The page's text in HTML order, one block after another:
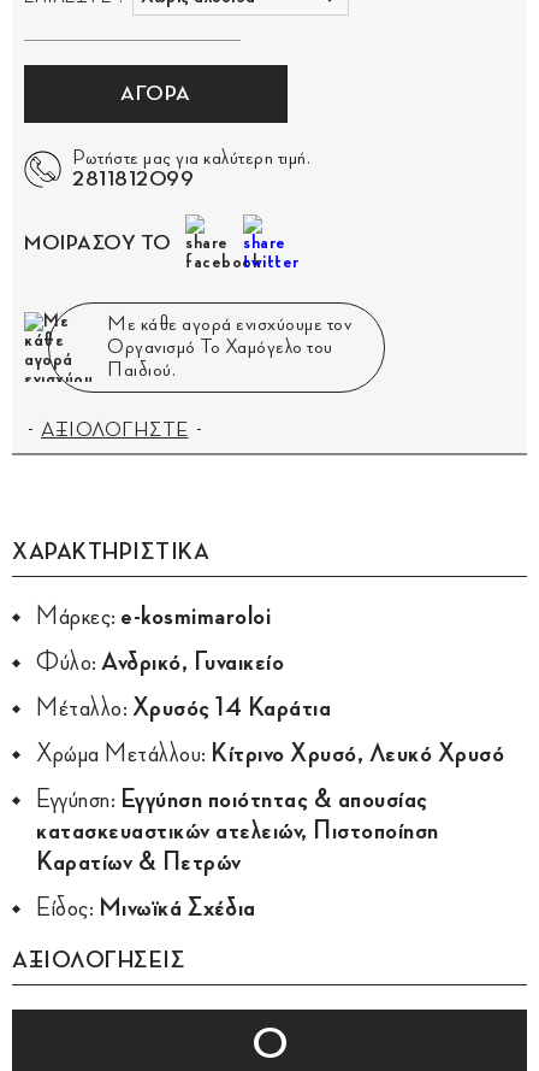
ΑΓΟΡΑ
Ρωτήστε μας για καλύτερη τιμή.
2811812099
ΜΟΙΡΑΣΟΥ ΤΟ
Με κάθε αγορά ενισχύουμε τον
Οργανισμό Το Χαμόγελο του
Παιδιού.
ΑΞΙΟΛΟΓΗΣΤΕ
ΧΑΡΑΚΤΗΡΙΣΤΙΚΑ
Μάρκες: e-kosmimaroloi
Φύλο: Ανδρικό, Γυναικείο
Μέταλλο: Χρυσός 14 Καράτια
Χρώμα Μετάλλου: Κίτρινο Χρυσό, Λευκό Χρυσό
Εγγύηση: Εγγύηση ποιότητας & απουσίας
κατασκευαστικών ατελειών, Πιστοποίηση
Καρατίων & Πετρών
Είδος: Μινωϊκά Σχέδια
ΑΞΙΟΛΟΓΗΣΕΙΣ
0